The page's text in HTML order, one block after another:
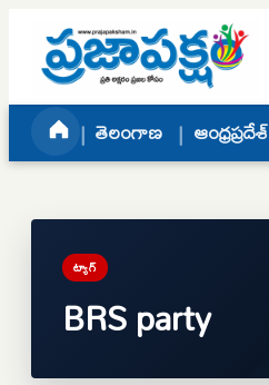
Skip to content
తెలంగాణ ఆంధ్రప్రదేశ్
ట్యాగ్
BRS party